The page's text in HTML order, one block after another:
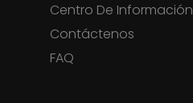
Centro De Información
Contáctenos
FAQ